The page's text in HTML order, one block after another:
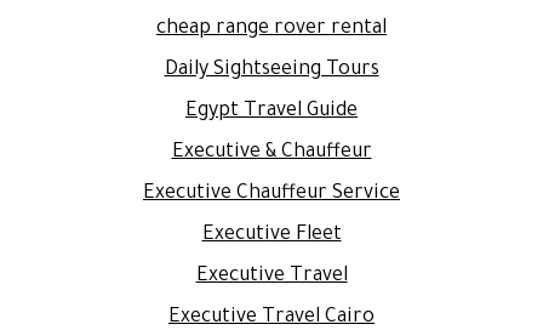
cheap range rover rental
Daily Sightseeing Tours
Egypt Travel Guide
Executive & Chauffeur
Executive Chauffeur Service
Executive Fleet
Executive Travel
Executive Travel Cairo